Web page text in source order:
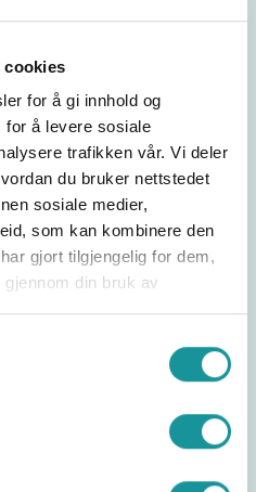
cookies
for å gi innhold og
for å levere sosiale
trafikken vår. Vi deler
du bruker nettstedet
sosiale medier,
som kan kombinere den
gjort tilgjengelig for dem,
din bruk av
aktivitet